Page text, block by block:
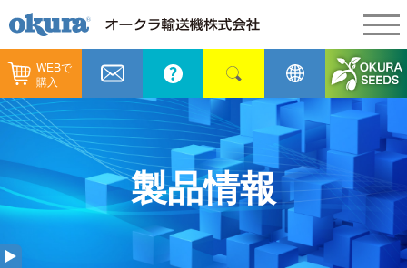
WEBで
購入
製品情報
製品情報
コンベヤ機器
コンベヤ機器を探す
納入事例
納入事例
全業種
メンテナンス
カタログ／CAD
製品情報